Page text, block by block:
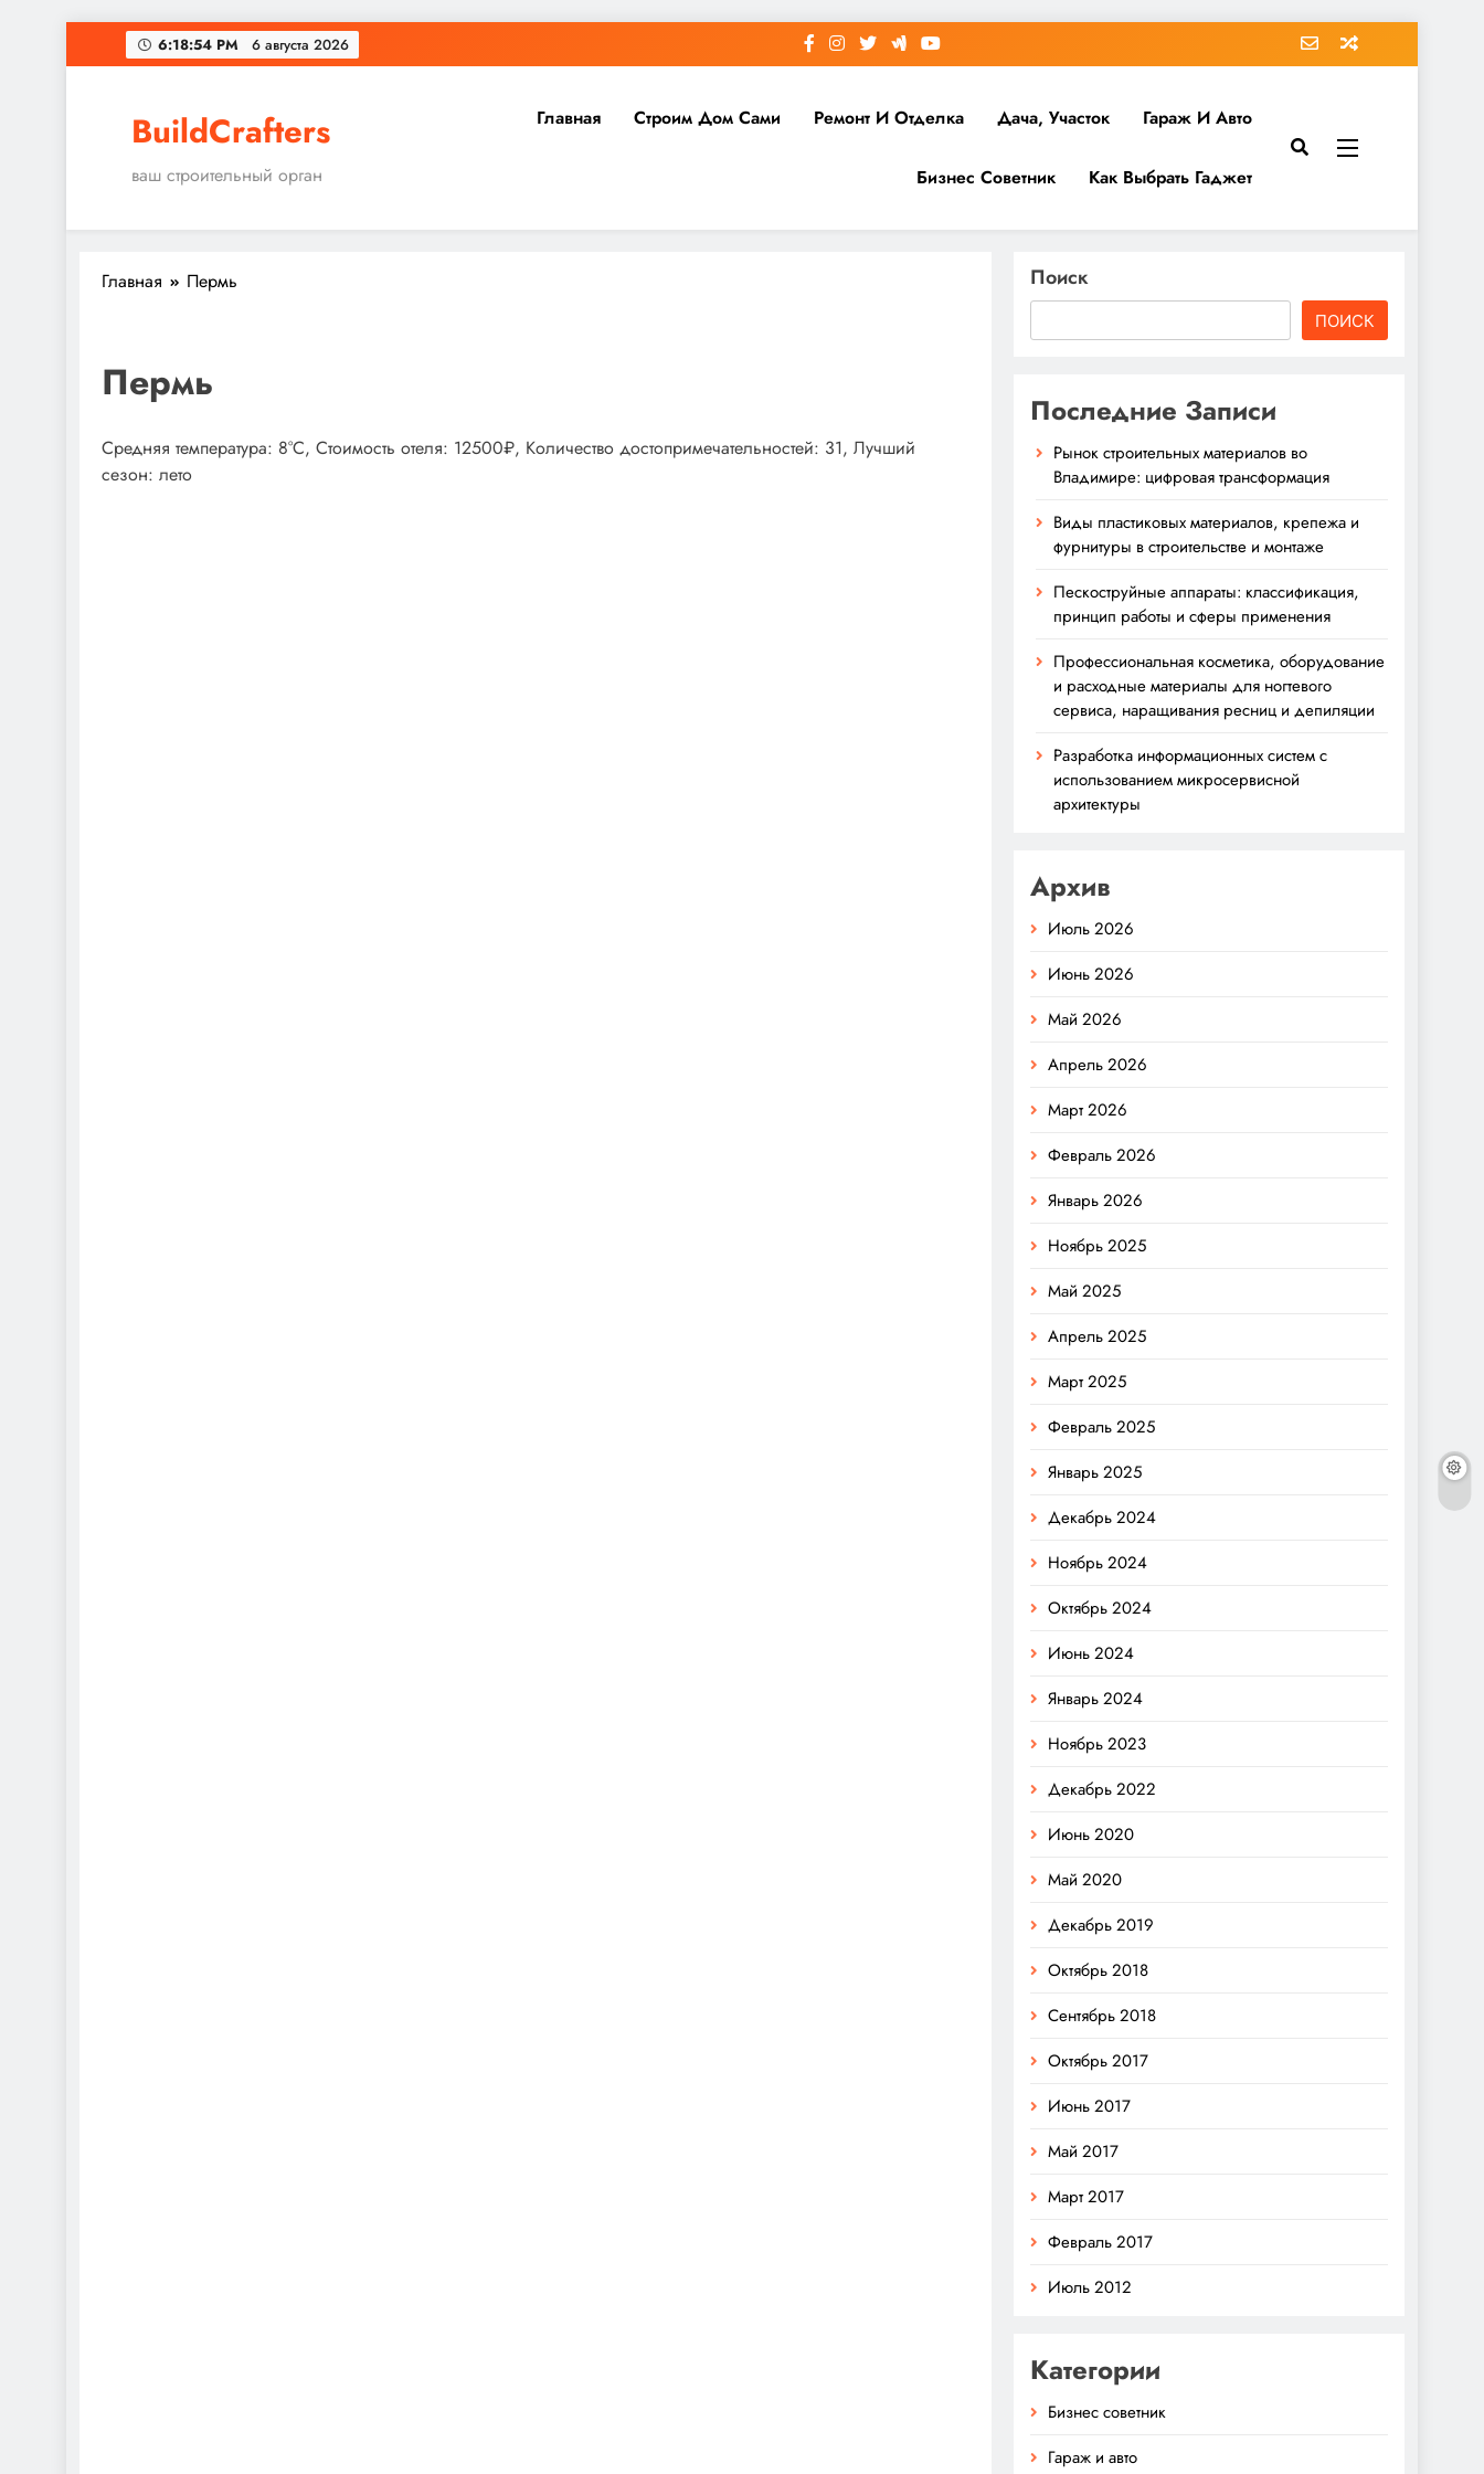
Перейти
к
6:18:55 PM 6 августа 2026
BuildCrafters
ваш строительный орган
Главная Строим Дом Сами Ремонт И Отделка Дача, Участок Гараж И Авто
Бизнес Советник Как Выбрать Гаджет
Главная Пермь
Пермь
Средняя температура: 8°C, Стоимость отеля: 12500₽, Количество достопримечательностей: 31, Лучший
сезон: лето
Поиск
ПОИСК
Последние Записи
Рынок строительных материалов во
Владимире: цифровая трансформация
Виды пластиковых материалов, крепежа и
фурнитуры в строительстве и монтаже
Пескоструйные аппараты: классификация,
принцип работы и сферы применения
Профессиональная косметика, оборудование
и расходные материалы для ногтевого
сервиса, наращивания ресниц и депиляции
Разработка информационных систем с
использованием микросервисной
архитектуры
Архив
Июль 2026
Июнь 2026
Май 2026
Апрель 2026
Март 2026
Февраль 2026
Январь 2026
Ноябрь 2025
Май 2025
Апрель 2025
Март 2025
Февраль 2025
Январь 2025
Декабрь 2024
Ноябрь 2024
Октябрь 2024
Июнь 2024
Январь 2024
Ноябрь 2023
Декабрь 2022
Июнь 2020
Май 2020
Декабрь 2019
Октябрь 2018
Сентябрь 2018
Октябрь 2017
Июнь 2017
Май 2017
Март 2017
Февраль 2017
Июль 2012
Категории
Бизнес советник
Гараж и авто